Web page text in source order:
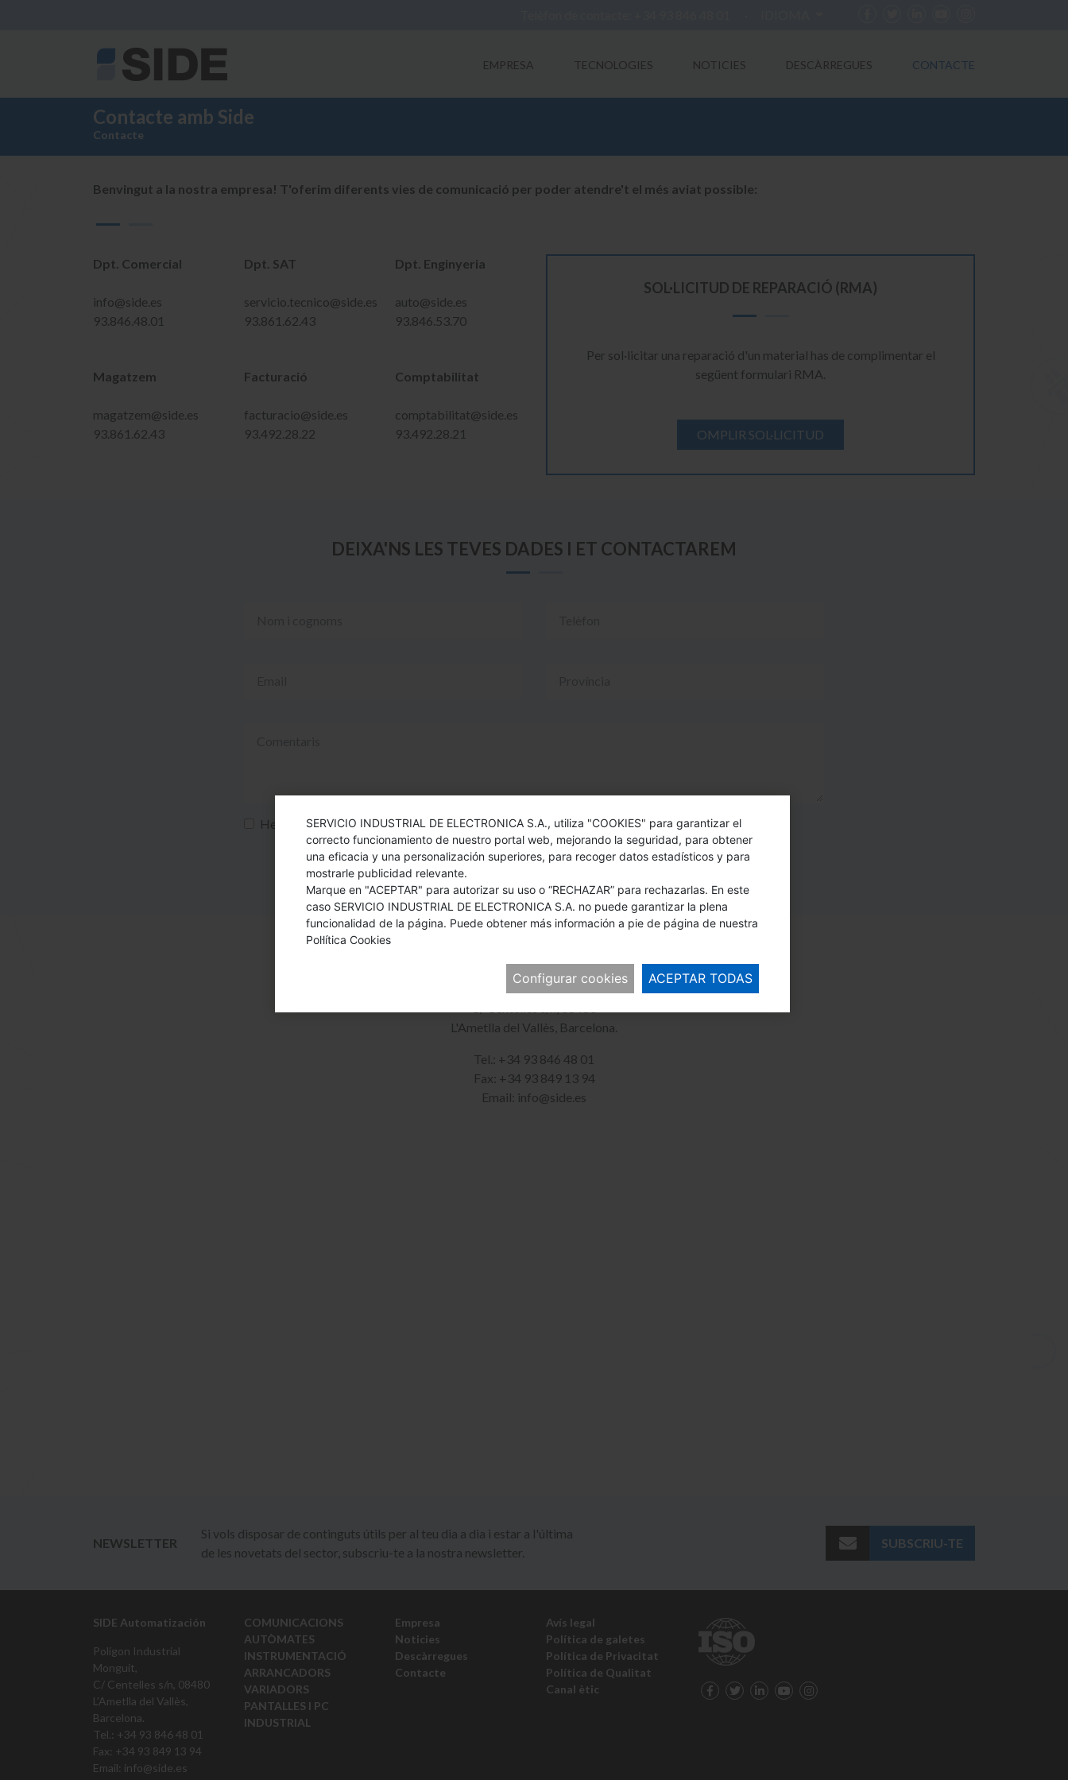
EMPRESA TECNOLOGIES NOTICIES DESCÀRREGUES CONTACTE
Contacte amb Side
Contacte
Benvingut a la nostra empresa! T'oferim diferents vies de comunicació per poder atendre't el més aviat possible:
Dpt. Comercial
info@side.es
93.846.48.01
Dpt. SAT
servicio.tecnico@side.es
93.861.62.43
Dpt. Enginyeria
auto@side.es
93.846.53.70
Magatzem
magatzem@side.es
93.861.62.43
Facturació
facturacio@side.es
93.492.28.22
Comptabilitat
comptabilitat@side.es
93.492.28.21
SOL·LICITUD DE REPARACIÓ (RMA)
Per sol·licitar una reparació d'un material has de complimentar el
següent formulari RMA.
OMPLIR SOL·LICITUD
DEIXA'NS LES TEVES DADES I ET CONTACTAREM
He llegit i accepto lescondicions de privacitat
Polígon Industrial Monguit,
L'Ametlla del Vallès, Barcelona.
Tel.: +34 93 846 48 01
Fax: +34 93 849 13 94
Email: info@side.es
NEWSLETTER
Si vols disposar de continguts útils per al teu dia a dia i estar a l'última
de les novetats del sector, subscriu-te a la nostra newsletter.
SUBSCRIU-TE
SIDE Automatización
Polígon Industrial
Monguit,
C/ Centelles s/n, 08480
L'Ametlla del Vallès,
Barcelona.
Tel.: +34 93 846 48 01
Fax: +34 93 849 13 94
Email: info@side.es
COMUNICACIONS
AUTÒMATES
INSTRUMENTACIÓ
ARRANCADORS
VARIADORS
PANTALLES I PC
INDUSTRIAL
Empresa
Noticies
Descàrregues
Contacte
Avís legal
Política de galetes
Política de Privacitat
Política de Qualitat
Canal ètic
SERVICIO INDUSTRIAL DE ELECTRONICA S.A., utiliza "COOKIES" para garantizar el
correcto funcionamiento de nuestro portal web, mejorando la seguridad, para obtener
una eficacia y una personalización superiores, para recoger datos estadísticos y para
mostrarle publicidad relevante.
Marque en "ACEPTAR" para autorizar su uso o “RECHAZAR” para rechazarlas. En este
caso SERVICIO INDUSTRIAL DE ELECTRONICA S.A. no puede garantizar la plena
funcionalidad de la página. Puede obtener más información a pie de página de nuestra
Pol·lítica Cookies
ACEPTAR TODAS
Configurar cookies